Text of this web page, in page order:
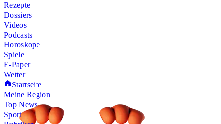
Rezepte
Dossiers
Videos
Podcasts
Horoskope
Spiele
E-Paper
Wetter
Startseite
Meine Region
Top News
Sport